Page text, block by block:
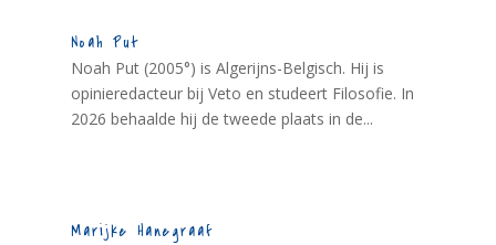
Noah Put
Noah Put (2005°) is Algerijns-Belgisch. Hij is
opinieredacteur bij Veto en studeert Filosofie. In
2026 behaalde hij de tweede plaats in de...
Marijke Hanegraaf